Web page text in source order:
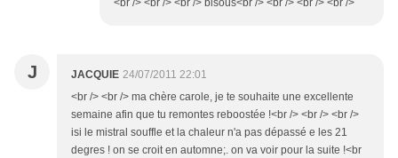
<br /> <br /> <br /> bisous<br /> <br /> <br /> <br />
J JACQUIE 24/07/2011 22:01
<br /> <br /> ma chère carole, je te souhaite une excellente
semaine afin que tu remontes reboostée !<br /> <br /> <br />
isi le mistral souffle et la chaleur n'a pas dépassé e les 21
degres ! on se croit en automne;. on va voir pour la suite !<br